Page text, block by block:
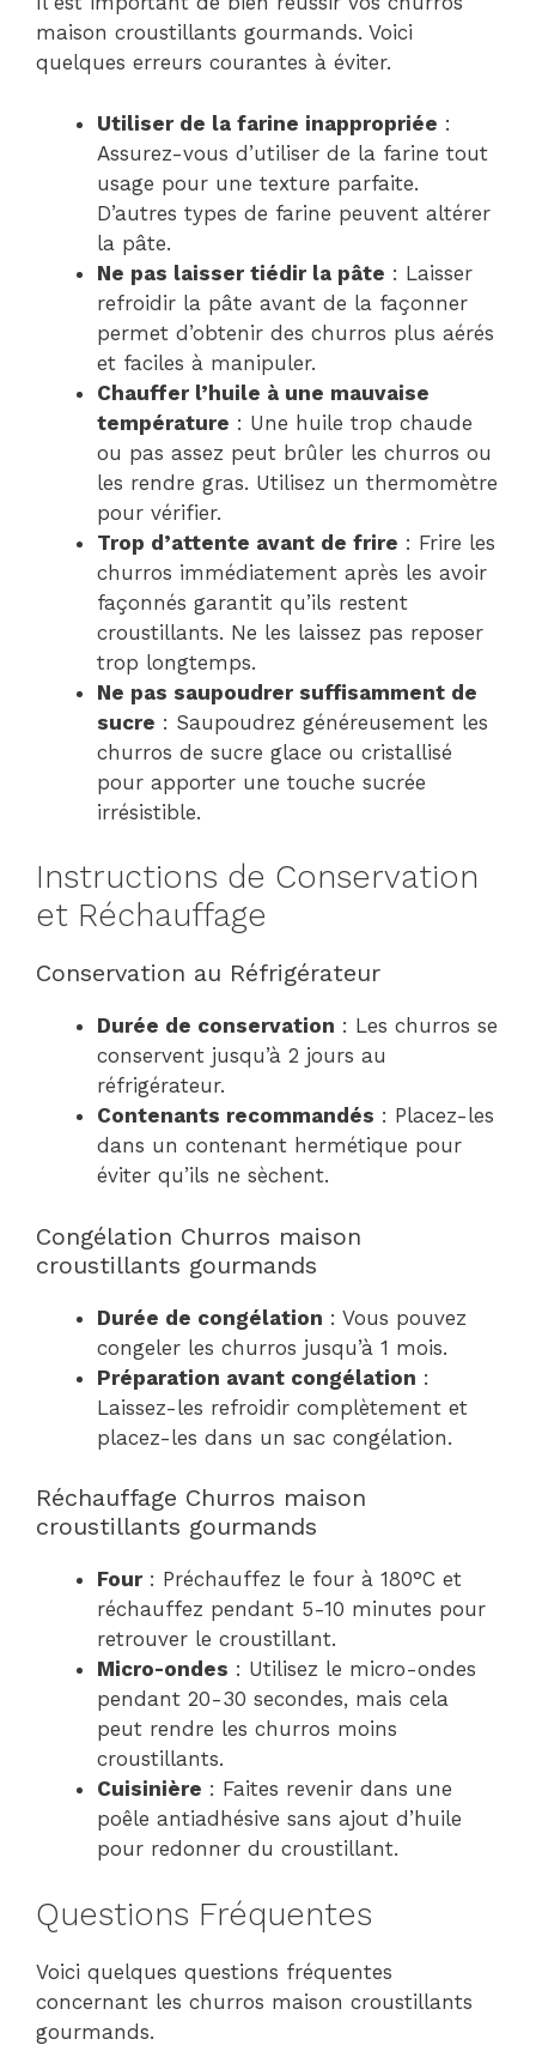
maison croustillants gourmands. Voici
quelques erreurs courantes à éviter.
Utiliser de la farine inappropriée :
Assurez-vous d’utiliser de la farine tout
usage pour une texture parfaite.
D’autres types de farine peuvent altérer
la pâte.
Ne pas laisser tiédir la pâte : Laisser
refroidir la pâte avant de la façonner
permet d’obtenir des churros plus aérés
et faciles à manipuler.
Chauffer l’huile à une mauvaise
température : Une huile trop chaude
ou pas assez peut brûler les churros ou
les rendre gras. Utilisez un thermomètre
pour vérifier.
Trop d’attente avant de frire : Frire les
churros immédiatement après les avoir
façonnés garantit qu’ils restent
croustillants. Ne les laissez pas reposer
trop longtemps.
Ne pas saupoudrer suffisamment de
sucre : Saupoudrez généreusement les
churros de sucre glace ou cristallisé
pour apporter une touche sucrée
irrésistible.
Instructions de Conservation
et Réchauffage
Conservation au Réfrigérateur
Durée de conservation : Les churros se
conservent jusqu’à 2 jours au
réfrigérateur.
Contenants recommandés : Placez-les
dans un contenant hermétique pour
éviter qu’ils ne sèchent.
Congélation Churros maison
croustillants gourmands
Durée de congélation : Vous pouvez
congeler les churros jusqu’à 1 mois.
Préparation avant congélation :
Laissez-les refroidir complètement et
placez-les dans un sac congélation.
Réchauffage Churros maison
croustillants gourmands
Four: Préchauffez le four à 180°C et
réchauffez pendant 5-10 minutes pour
retrouver le croustillant.
Micro-ondes : Utilisez le micro-ondes
pendant 20-30 secondes, mais cela
peut rendre les churros moins
croustillants.
Cuisinière : Faites revenir dans une
poêle antiadhésive sans ajout d’huile
pour redonner du croustillant.
Questions Fréquentes
Voici quelques questions fréquentes
concernant les churros maison croustillants
gourmands.